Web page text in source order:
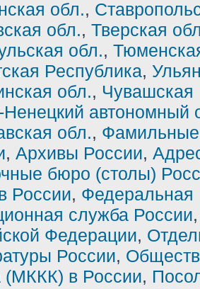
обл.,
обл., Тверская
обл.,
Республика,
обл., Чувашская
автономный
обл., Фамильные
, Архивы России,
бюро (столы)
России, Федеральная
служба России
Федерации,
России,
(МККК) в России,